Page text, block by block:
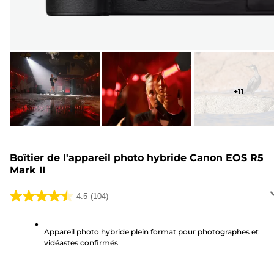
+11
Boîtier de l'appareil photo hybride Canon EOS R5
Mark II
4.5 (104)
4.5
étoiles.
Appareil photo hybride plein format pour photographes et
vidéastes confirmés